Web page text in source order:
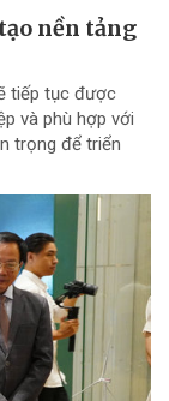
nền tảng
tiếp tục được
và phù hợp với
trọng để triển